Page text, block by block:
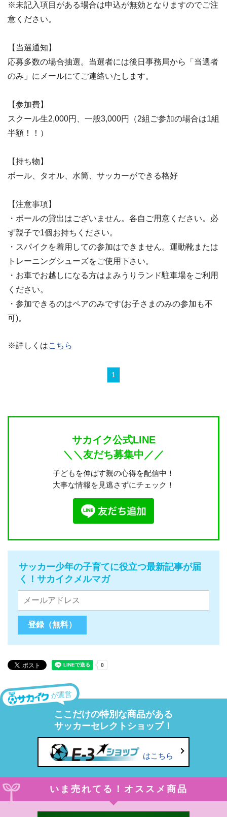
※未記入項目がある場合は申込が無効となりますのでご注
意ください。
【当選通知】
応募多数の場合抽選。当選者には後日事務局から「当選者
のみ」にメールにてご連絡いたします。
【参加費】
スクール生2,000円、一般3,000円（2組ご参加の場合は1組
半額！！）
【持ち物】
ボール、タオル、水筒、サッカーができる格好
【注意事項】
・ボールの貸出はございません。各自ご用意ください。必
ず親子で1個お持ちください。
・スパイクを着用しての参加はできません。運動靴または
トレーニングシューズをご使用下さい。
・お車でお越しになる方はよみうりランド駐車場をご利用
ください。
・参加できるのはペアのみです(お子さまのみの参加も不
可)。
※詳しくはこちら
1
サカイク公式LINE
＼＼友だち募集中／／
子どもを伸ばす親の心得を配信中！
大事な情報を見逃さずにチェック！
サッカー少年の子育てに役立つ最新記事が届
く！サカイクメルマガ
が運営
ここだけの特別な商品がある
サッカーセレクトショップ！
はこちら
いま売れてる！オススメ商品